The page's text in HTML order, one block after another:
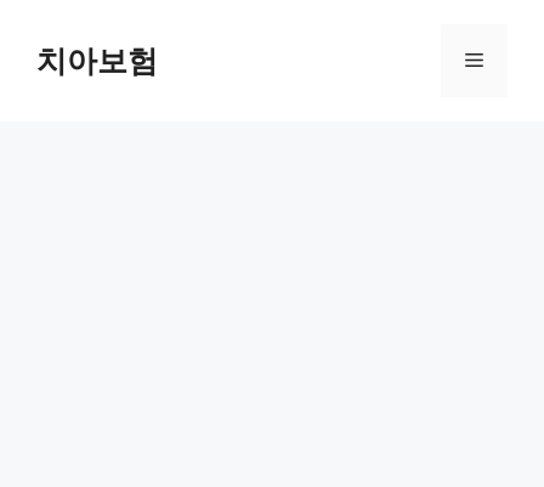
content치아보험 Menu